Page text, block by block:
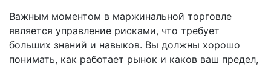
Важным моментом в маржинальной торговле
является управление рисками, что требует
больших знаний и навыков. Вы должны хорошо
понимать, как работает рынок и каков ваш предел,